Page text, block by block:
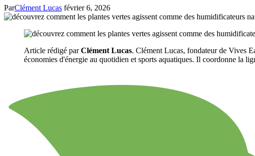
ParClément Lucas février 6, 2026
Article rédigé parClément Lucas. Clément Lucas, fondateur de Vives
économies d'énergie au quotidien et sports aquatiques. Il coordonne la